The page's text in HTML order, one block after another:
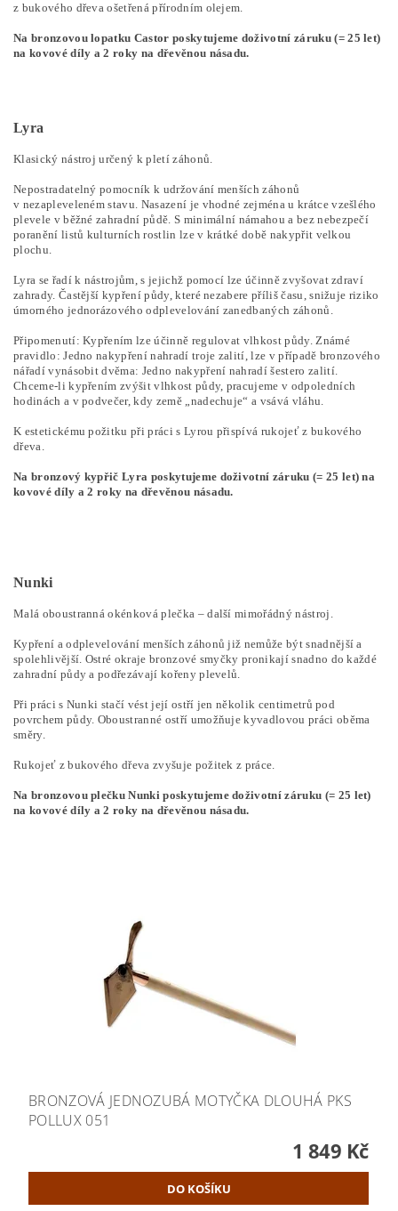
z bukového dřeva ošetřená přírodním olejem.
Na bronzovou lopatku Castor poskytujeme doživotní záruku (= 25 let)
na kovové díly a 2 roky na dřevěnou násadu.
Lyra
Klasický nástroj určený k pletí záhonů.
Nepostradatelný pomocník k udržování menších záhonů
v nezapleveleném stavu. Nasazení je vhodné zejména u krátce vzešlého
plevele v běžné zahradní půdě. S minimální námahou a bez nebezpečí
poranění listů kulturních rostlin lze v krátké době nakypřit velkou
plochu.
Lyra se řadí k nástrojům, s jejichž pomocí lze účinně zvyšovat zdraví
zahrady. Častější kypření půdy, které nezabere příliš času, snižuje riziko
úmorného jednorázového odplevelování zanedbaných záhonů.
Připomenutí: Kypřením lze účinně regulovat vlhkost půdy. Známé
pravidlo: Jedno nakypření nahradí troje zalití, lze v případě bronzového
nářadí vynásobit dvěma: Jedno nakypření nahradí šestero zalití.
Chceme-li kypřením zvýšit vlhkost půdy, pracujeme v odpoledních
hodinách a v podvečer, kdy země „nadechuje“ a vsává vláhu.
K estetickému požitku při práci s Lyrou přispívá rukojeť z bukového
dřeva.
Na bronzový kypřič Lyra poskytujeme doživotní záruku (= 25 let) na
kovové díly a 2 roky na dřevěnou násadu.
Nunki
Malá oboustranná okénková plečka – další mimořádný nástroj.
Kypření a odplevelování menších záhonů již nemůže být snadnější a
spolehlivější. Ostré okraje bronzové smyčky pronikají snadno do každé
zahradní půdy a podřezávají kořeny plevelů.
Při práci s Nunki stačí vést její ostří jen několik centimetrů pod
povrchem půdy. Oboustranné ostří umožňuje kyvadlovou práci oběma
směry.
Rukojeť z bukového dřeva zvyšuje požitek z práce.
Na bronzovou plečku Nunki poskytujeme doživotní záruku (= 25 let)
na kovové díly a 2 roky na dřevěnou násadu.
BRONZOVÁ JEDNOZUBÁ MOTYČKA DLOUHÁ PKS
POLLUX 051
1 849 Kč